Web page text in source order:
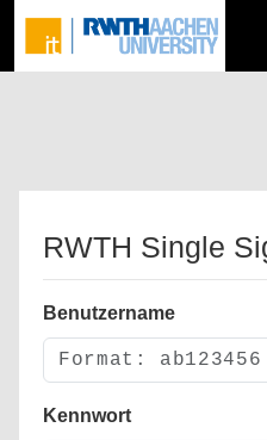
RWTH Single
Benutzername
Kennwort